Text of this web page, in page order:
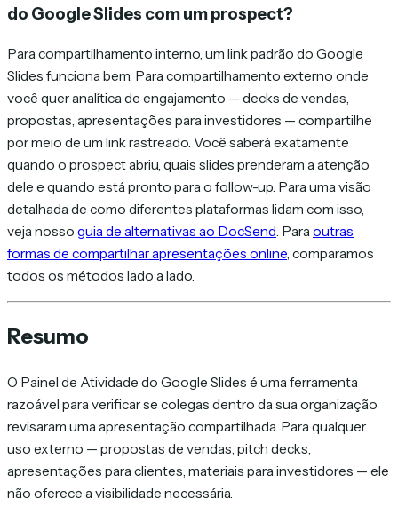
do Google Slides com um prospect?
Para compartilhamento interno, um link padrão do Google
Slides funciona bem. Para compartilhamento externo onde
você quer analítica de engajamento — decks de vendas,
propostas, apresentações para investidores — compartilhe
por meio de um link rastreado. Você saberá exatamente
quando o prospect abriu, quais slides prenderam a atenção
dele e quando está pronto para o follow-up. Para uma visão
detalhada de como diferentes plataformas lidam com isso,
veja nosso guia de alternativas ao DocSend. Paraoutras
formas de compartilhar apresentações online, comparamos
todos os métodos lado a lado.
Resumo
O Painel de Atividade do Google Slides é uma ferramenta
razoável para verificar se colegas dentro da sua organização
revisaram uma apresentação compartilhada. Para qualquer
uso externo — propostas de vendas, pitch decks,
apresentações para clientes, materiais para investidores — ele
não oferece a visibilidade necessária.